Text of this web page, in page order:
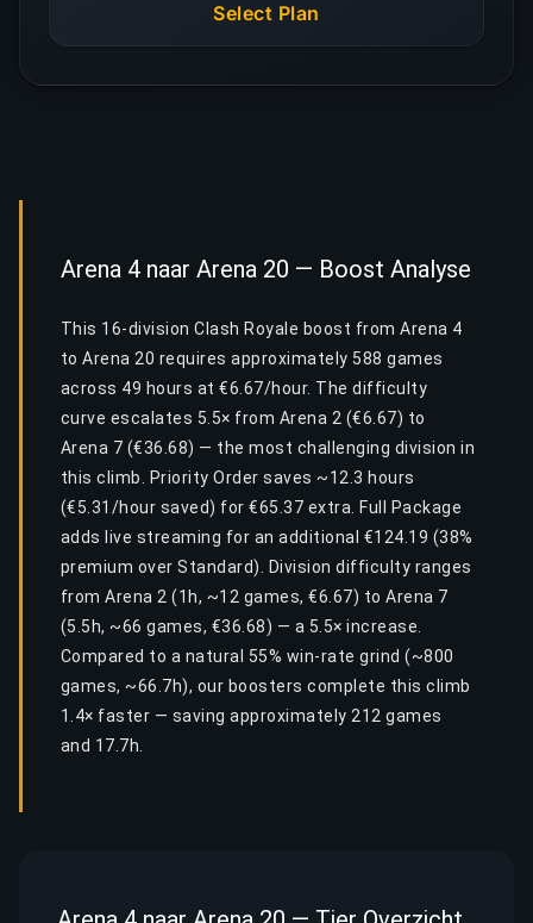
Select Plan
Arena 4 naar Arena 20 — Boost Analyse
This 16-division Clash Royale boost from Arena 4
to Arena 20 requires approximately 588 games
across 49 hours at €6.67/hour. The difficulty
curve escalates 5.5× from Arena 2 (€6.67) to
Arena 7 (€36.68) — the most challenging division in
this climb. Priority Order saves ~12.3 hours
(€5.31/hour saved) for €65.37 extra. Full Package
adds live streaming for an additional €124.19 (38%
premium over Standard). Division difficulty ranges
from Arena 2 (1h, ~12 games, €6.67) to Arena 7
(5.5h, ~66 games, €36.68) — a 5.5× increase.
Compared to a natural 55% win-rate grind (~800
games, ~66.7h), our boosters complete this climb
1.4× faster — saving approximately 212 games
and 17.7h.